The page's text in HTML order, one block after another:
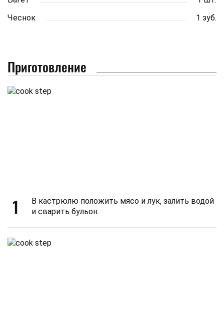
Чеснок
1 зуб.
Приготовление
1
В кастрюлю положить мясо и лук, залить водой
и сварить бульон.